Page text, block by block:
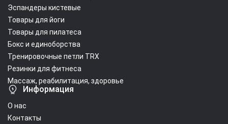
Эспандеры кистевые
Товары для йоги
Товары для пилатеса
Бокс и единоборства
Тренировочные петли TRX
Резинки для фитнеса
Массаж, реабилитация, здоровье
Информация
О нас
Контакты